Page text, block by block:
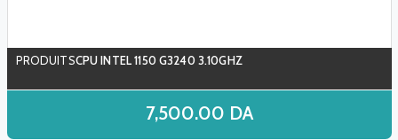
CPU INTEL 1150 G3240 3.10GHZ
7,500.00 DA